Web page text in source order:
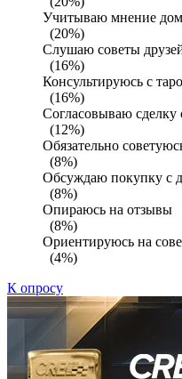
Учитываю мнение
(20%)
Слушаю советы
(16%)
Консультируюсь с
(16%)
Согласовываю
(12%)
Обязательно
(8%)
Обсуждаю покупку с
(8%)
Опираюсь на отзывы
(8%)
Ориентируюсь на
(4%)
К опросу